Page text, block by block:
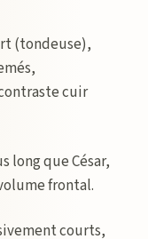
(tondeuse),
cuir
long que César,
frontal.
courts,